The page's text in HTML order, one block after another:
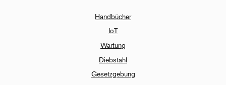
Handbücher
IoT
Wartung
Diebstahl
Gesetzgebung